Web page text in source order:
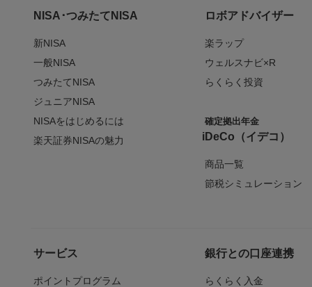
NISA･つみたてNISA
新NISA
一般NISA
つみたてNISA
ジュニアNISA
NISAをはじめるには
楽天証券NISAの魅力
ロボアドバイザー
楽ラップ
ウェルスナビ×R
らくらく投資
確定拠出年金
iDeCo（イデコ）
商品一覧
節税シミュレーション
サービス
ポイントプログラム
銀行との口座連携
らくらく入金